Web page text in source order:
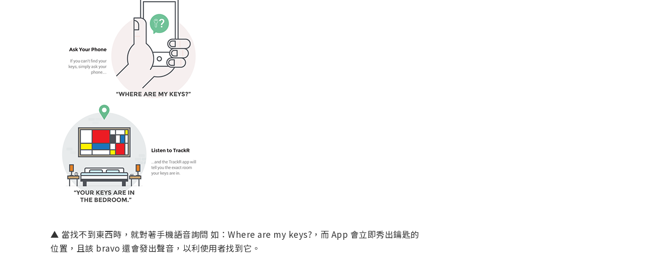
▲ 當找不到東西時，就對著手機語音詢問 如：Where are my keys?，而 App 會立即秀出鑰匙的
位置，且該 bravo 還會發出聲音，以利使用者找到它。